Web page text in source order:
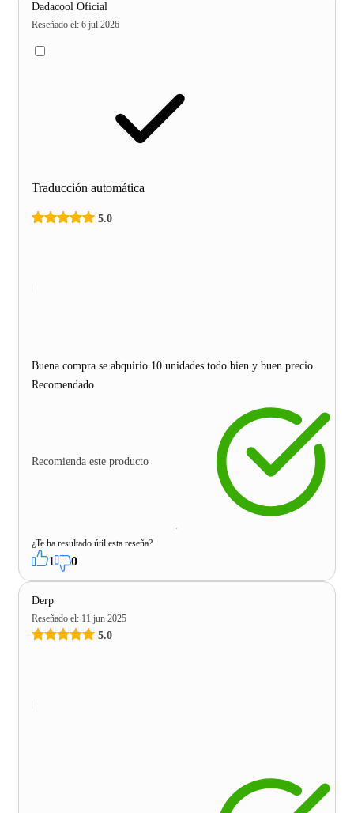
Dadacool Oficial
Reseñado el: 6 jul 2026
Traducción automática
5.0
Buena compra se abquirio 10 unidades todo bien y buen precio.
Recomendado
Recomienda este producto
¿Te ha resultado útil esta reseña?
1 0
Derp
Reseñado el: 11 jun 2025
5.0